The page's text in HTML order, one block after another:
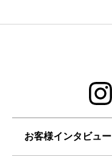
お客様インタビュー